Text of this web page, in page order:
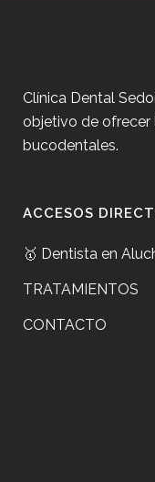
Clínica Dental
objetivo de ofrecer
bucodentales.
ACCESOS
🥇 Dentista en
TRATAMIENTOS
CONTACTO